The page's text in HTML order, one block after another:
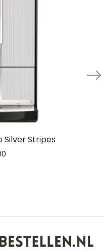
Silver Stripes